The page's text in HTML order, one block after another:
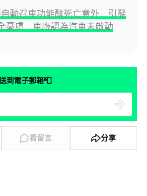
自動召車功能釀死亡意外 引發
憂慮 車廠認為汽車未啟動
到電子郵箱📮
看留言 分享